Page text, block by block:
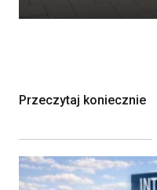
Przeczytaj koniecznie